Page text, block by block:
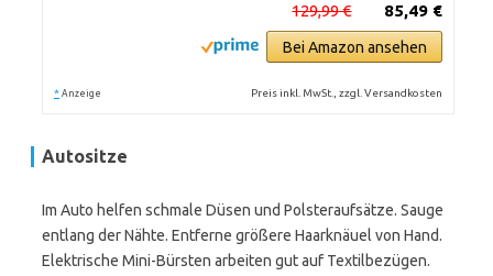
85,49 €
129,99 €
Bei Amazon ansehen
* Anzeige Preis inkl. MwSt., zzgl. Versandkosten
Autositze
Im Auto helfen schmale Düsen und Polsteraufsätze. Sauge
entlang der Nähte. Entferne größere Haarknäuel von Hand.
Elektrische Mini-Bürsten arbeiten gut auf Textilbezügen.